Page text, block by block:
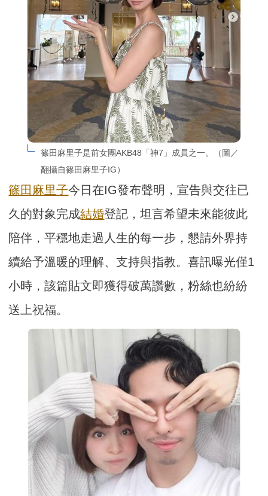
篠田麻里子是前女團AKB48「神7」成員之一。（圖／
翻攝自篠田麻里子IG）
篠田麻里子今日在IG發布聲明，宣告與交往已
久的對象完成結婚登記，坦言希望未來能彼此
陪伴，平穩地走過人生的每一步，懇請外界持
續給予溫暖的理解、支持與指教。喜訊曝光僅1
小時，該篇貼文即獲得破萬讚數，粉絲也紛紛
送上祝福。